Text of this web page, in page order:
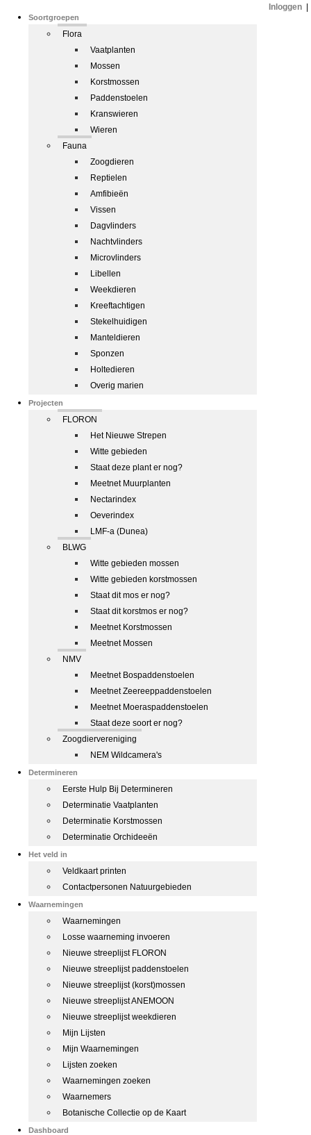
Soortgroepen
Flora
Vaatplanten
Mossen
Korstmossen
Paddenstoelen
Kranswieren
Wieren
Fauna
Zoogdieren
Reptielen
Amfibieën
Vissen
Dagvlinders
Nachtvlinders
Microvlinders
Libellen
Weekdieren
Kreeftachtigen
Stekelhuidigen
Manteldieren
Sponzen
Holtedieren
Overig marien
Projecten
FLORON
Het Nieuwe Strepen
Witte gebieden
Staat deze plant er nog?
Meetnet Muurplanten
Nectarindex
Oeverindex
LMF-a (Dunea)
BLWG
Witte gebieden mossen
Witte gebieden korstmossen
Staat dit mos er nog?
Staat dit korstmos er nog?
Meetnet Korstmossen
Meetnet Mossen
NMV
Meetnet Bospaddenstoelen
Meetnet Zeereeppaddenstoelen
Meetnet Moeraspaddenstoelen
Staat deze soort er nog?
Zoogdiervereniging
NEM Wildcamera's
Determineren
Eerste Hulp Bij Determineren
Determinatie Vaatplanten
Determinatie Korstmossen
Determinatie Orchideeën
Het veld in
Veldkaart printen
Contactpersonen Natuurgebieden
Waarnemingen
Waarnemingen
Losse waarneming invoeren
Nieuwe streeplijst FLORON
Nieuwe streeplijst paddenstoelen
Nieuwe streeplijst (korst)mossen
Nieuwe streeplijst ANEMOON
Nieuwe streeplijst weekdieren
Mijn Lijsten
Mijn Waarnemingen
Lijsten zoeken
Waarnemingen zoeken
Waarnemers
Botanische Collectie op de Kaart
Dashboard
Inloggen